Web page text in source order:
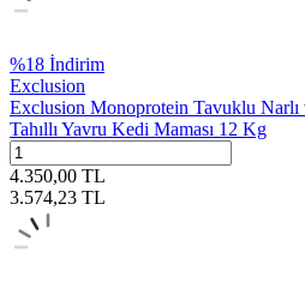
%18 İndirim
Exclusion
Exclusion Monoprotein Tavuklu
Tahıllı Yavru Kedi Maması 12 Kg
4.350,00 TL
3.574,23 TL